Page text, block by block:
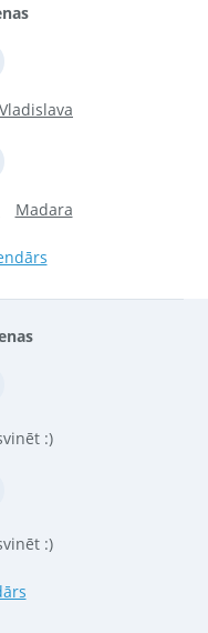
Vladislava
Madara
:)
:)